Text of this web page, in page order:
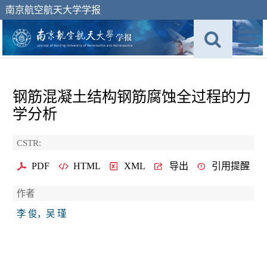
南京航空航天大学学报
钢筋混凝土结构钢筋腐蚀全过程的力
学分析
CSTR:
PDF HTML XML 导出 引用提醒
作者
李 俊，吴 瑾